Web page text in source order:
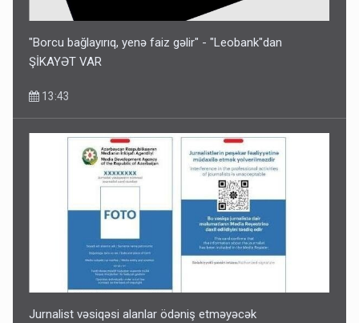
"Borcu bağlayırıq, yenə faiz gəlir" - "Leobank"dan
ŞİKAYƏT VAR
13:43
Jurnalist vəsiqəsi alanlar ödəniş etməyəcək